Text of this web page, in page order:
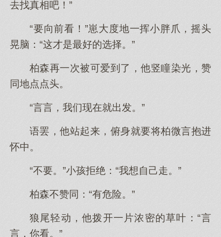
去找真相吧！”
“要向前看！”崽大度地一挥小胖爪，摇头
晃脑：“这才是最好的选择。”
柏森再一次被可爱到了，他竖瞳染光，赞
同地点点头。
“言言，我们现在就出发。”
语罢，他站起来，俯身就要将柏微言抱进
怀中。
“不要。”小孩拒绝：“我想自己走。”
柏森不赞同：“有危险。”
狼尾轻动，他拨开一片浓密的草叶：“言
言，你看。”